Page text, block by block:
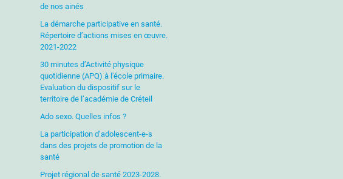
de nos ainés
La démarche participative en santé.
Répertoire d’actions mises en œuvre.
2021-2022
30 minutes d’Activité physique
quotidienne (APQ) à l'école primaire.
Evaluation du dispositif sur le
territoire de l’académie de Créteil
Ado sexo. Quelles infos ?
La participation d’adolescent-e-s
dans des projets de promotion de la
santé
Projet régional de santé 2023-2028.